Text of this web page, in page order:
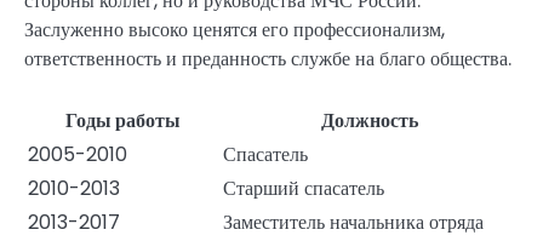
Заслуженно высоко ценятся его профессионализм,
ответственность и преданность службе на благо общества.
Годы работы
Должность
2005-2010
Спасатель
2010-2013
Старший спасатель
2013-2017
Заместитель начальника отряда